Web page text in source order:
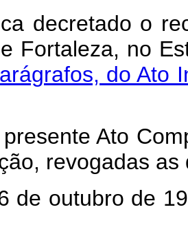
decretado o
Fortaleza, no
do Ato
Ato
revogadas
de outubro de